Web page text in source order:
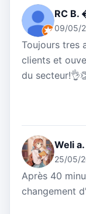
RC B.
09/05/
Toujours tres
clients et
du
Weli a.
25/05/
Après 40
changement